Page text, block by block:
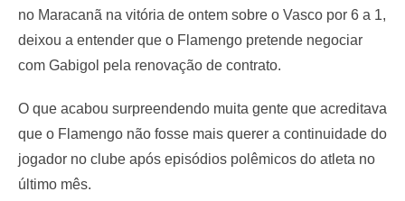
no Maracanã na vitória de ontem sobre o Vasco por 6 a 1,
deixou a entender que o Flamengo pretende negociar
com Gabigol pela renovação de contrato.
O que acabou surpreendendo muita gente que acreditava
que o Flamengo não fosse mais querer a continuidade do
jogador no clube após episódios polêmicos do atleta no
último mês.